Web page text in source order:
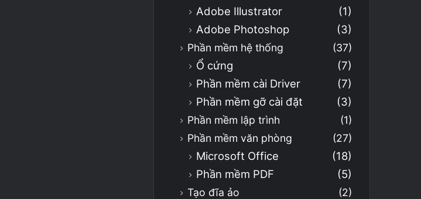
Adobe Illustrator
(1)
Adobe Photoshop
(3)
Phần mềm hệ thống (37)
Ổ cứng
(7)
Phần mềm cài Driver
(7)
Phần mềm gỡ cài đặt
(3)
Phần mềm lập trình
(1)
Phần mềm văn phòng
(27)
Microsoft Office
(18)
Phần mềm PDF
(5)
Tạo đĩa ảo
(2)